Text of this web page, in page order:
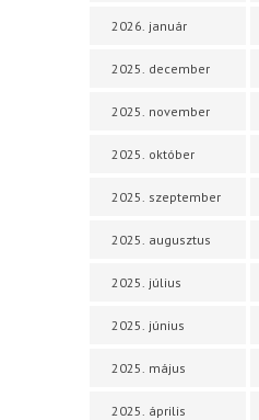
2026. január
2025. december
2025. november
2025. október
2025. szeptember
2025. augusztus
2025. július
2025. június
2025. május
2025. április